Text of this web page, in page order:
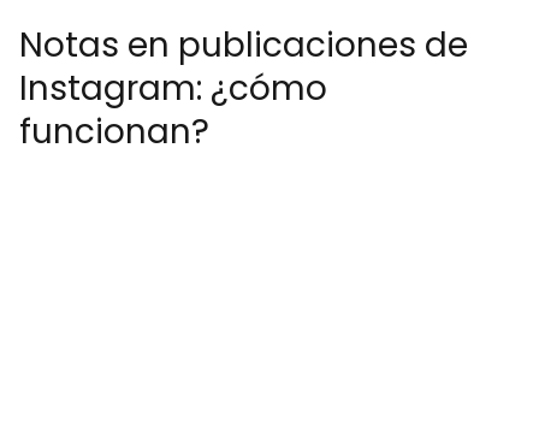
Notas en publicaciones de
Instagram: ¿cómo
funcionan?